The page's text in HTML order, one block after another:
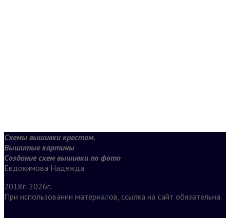
Схемы вышивки крестом.
Вышитые картины
Создание схем вышивки по фото
Евдокимова Надежда
2018г.-2026г.
При использовании материалов, ссылка на сайт обязательна.